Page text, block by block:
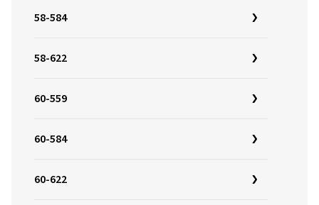
58-584
58-622
60-559
60-584
60-622